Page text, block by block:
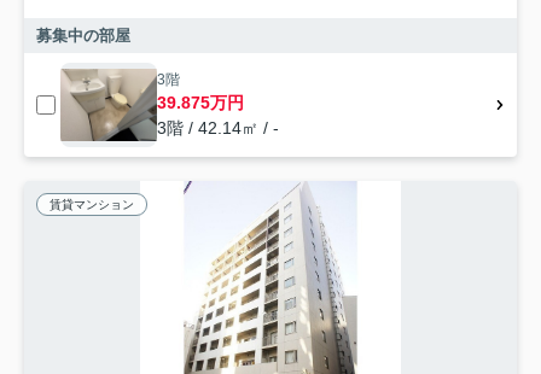
募集中の部屋
3階
39.875万円
3階 / 42.14㎡ / -
賃貸マンション